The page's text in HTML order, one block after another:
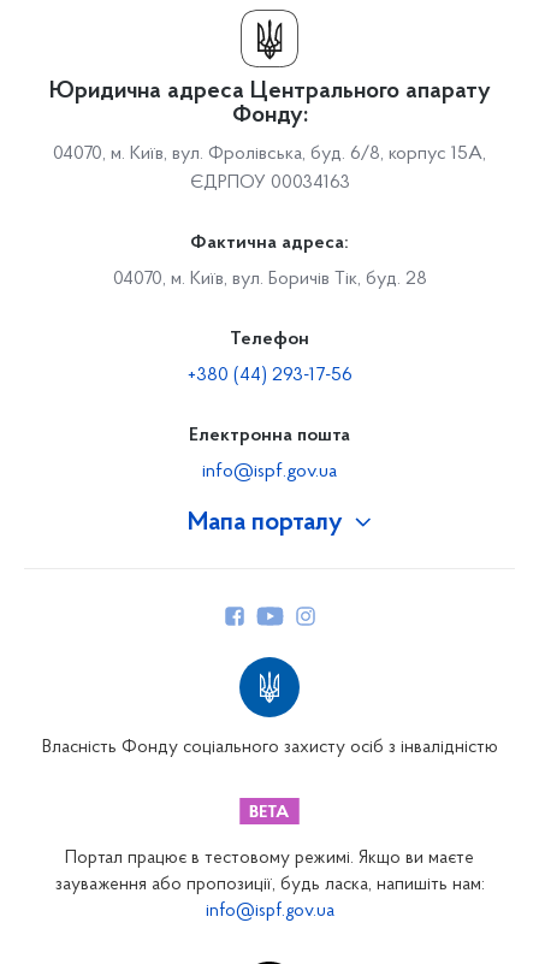
Мапа порталу
Закарпатське відділення
Запорізьке відділення
Юридична адреса Центрального апарату
Фонду:
04070, м. Київ, вул. Фролівська, буд. 6/8, корпус 15А,
ЄДРПОУ 00034163
Фактична адреса:
04070, м. Київ, вул. Боричів Тік, буд. 28
Телефон
+380 (44) 293-17-56
Електронна пошта
info@ispf.gov.ua
Власність Фонду соціального захисту осіб з інвалідністю
Портал працює в тестовому режимі. Якщо ви маєте
зауваження або пропозиції, будь ласка, напишіть нам:
info@ispf.gov.ua